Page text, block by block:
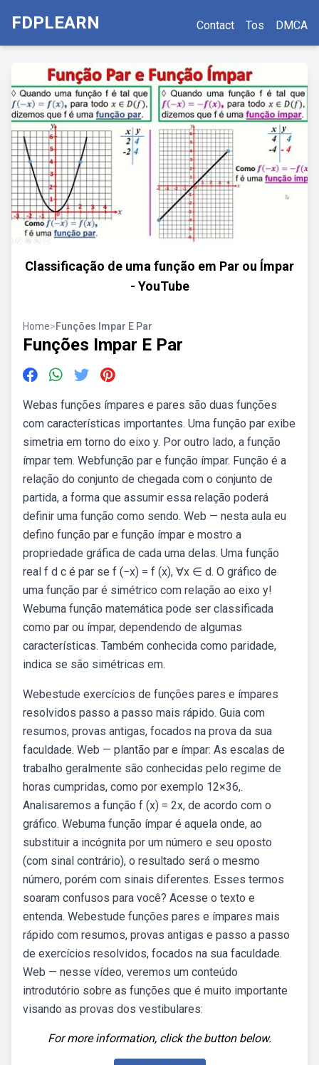
FDPLEARN Contact Tos DMCA
Classificação de uma função em Par ou Ímpar
- YouTube
Home>Funções Impar E Par
Funções Impar E Par
Webas funções ímpares e pares são duas funções
com características importantes. Uma função par exibe
simetria em torno do eixo y. Por outro lado, a função
ímpar tem. Webfunção par e função ímpar. Função é a
relação do conjunto de chegada com o conjunto de
partida, a forma que assumir essa relação poderá
definir uma função como sendo. Web — nesta aula eu
defino função par e função ímpar e mostro a
propriedade gráfica de cada uma delas. Uma função
real f d c é par se f (−x) = f (x), ∀x ∈ d. O gráfico de
uma função par é simétrico com relação ao eixo y!
Webuma função matemática pode ser classificada
como par ou ímpar, dependendo de algumas
características. Também conhecida como paridade,
indica se são simétricas em.
Webestude exercícios de funções pares e ímpares
resolvidos passo a passo mais rápido. Guia com
resumos, provas antigas, focados na prova da sua
faculdade. Web — plantão par e ímpar: As escalas de
trabalho geralmente são conhecidas pelo regime de
horas cumpridas, como por exemplo 12×36,.
Analisaremos a função f (x) = 2x, de acordo com o
gráfico. Webuma função ímpar é aquela onde, ao
substituir a incógnita por um número e seu oposto
(com sinal contrário), o resultado será o mesmo
número, porém com sinais diferentes. Esses termos
soaram confusos para você? Acesse o texto e
entenda. Webestude funções pares e ímpares mais
rápido com resumos, provas antigas e passo a passo
de exercícios resolvidos, focados na sua faculdade.
Web — nesse vídeo, veremos um conteúdo
introdutório sobre as funções que é muito importante
visando as provas dos vestibulares:
For more information, click the button below.